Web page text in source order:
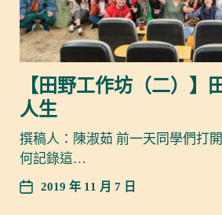
【田野工作坊（二）】
人生
撰稿人：陳淑茹 前一天同學們打
何記錄這…
2019 年 11 月 7 日